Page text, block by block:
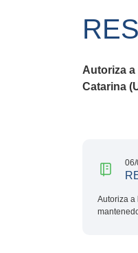
Autoriza
Catarina
Autoriza a